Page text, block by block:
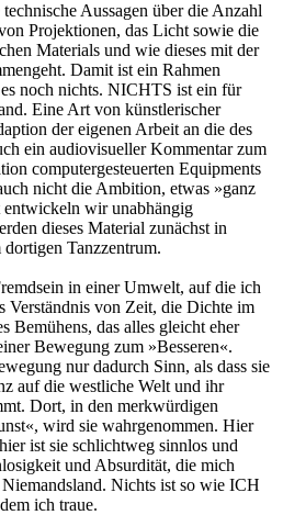
Aussagen über die Anzahl
Projektionen, das Licht sowie die
Materials und wie dieses mit der
Damit ist ein Rahmen
noch nichts. NICHTS ist ein für
Eine Art von künstlerischer
der eigenen Arbeit an die des
ein audiovisueller Kommentar zum
computergesteuerten Equipments
nicht die Ambition, etwas »ganz
entwickeln wir unabhängig
dieses Material zunächst in
dortigen Tanzzentrum.
in einer Umwelt, auf die ich
Verständnis von Zeit, die Dichte im
Bemühens, das alles gleicht eher
Bewegung zum »Besseren«.
nur dadurch Sinn, als dass sie
auf die westliche Welt und ihr
Dort, in den merkwürdigen
wird sie wahrgenommen. Hier
ist sie schlichtweg sinnlos und
und Absurdität, die mich
Nichts ist so wie ICH
ich traue.